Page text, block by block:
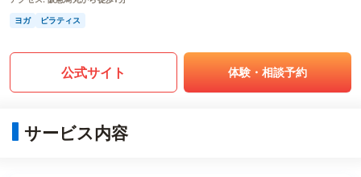
ヨガ ピラティス
公式サイト 体験・相談予約
サービス内容